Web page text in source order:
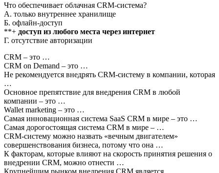
Что обеспечивает облачная CRM-система?
А. только внутреннее хранилище
Б. офлайн-доступ
**+ доступ из любого места через интернет
Г. отсутствие авторизации
CRM – это …
CRM on Demand – это …
Не рекомендуется внедрять CRM-систему в компании, которая
…
Основное препятствие для внедрения CRM в любой
компании – это …
Wallet marketing – это …
Самая инновационная система SaaS CRM в мире – это …
Самая дорогостоящая система CRM в мире – …
CRM-систему можно назвать «вечным двигателем»
совершенствования бизнеса, потому что она …
К факторам, которые влияют на скорость принятия решения о
внедрении CRM, можно отнести …
Крупнейшим рынком внедрения CRM является …